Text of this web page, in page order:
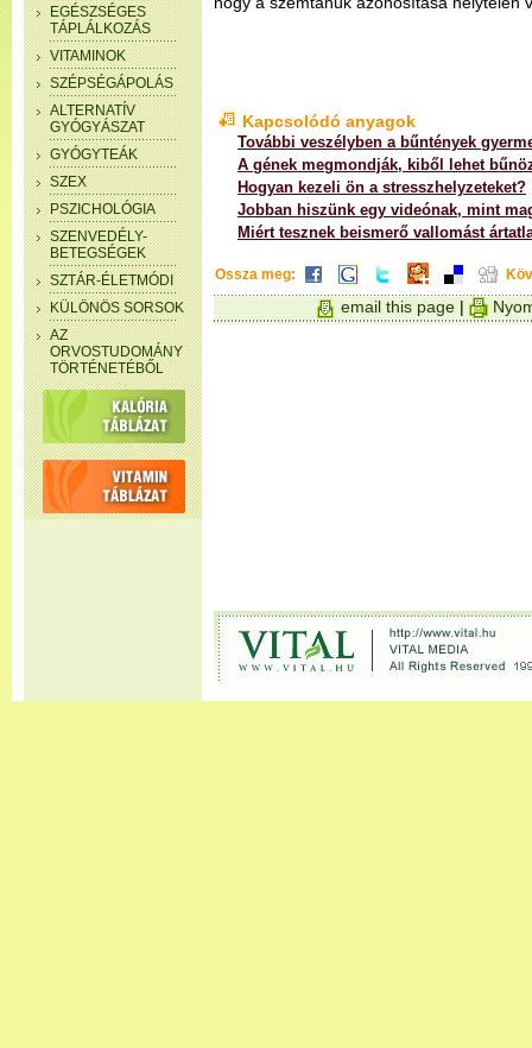
EGÉSZSÉGES
TÁPLÁLKOZÁS
VITAMINOK
SZÉPSÉGÁPOLÁS
ALTERNATÍV
GYÓGYÁSZAT
GYÓGYTEÁK
SZEX
PSZICHOLÓGIA
SZENVEDÉLY-
BETEGSÉGEK
SZTÁR-ÉLETMÓDI
KÜLÖNÖS SORSOK
AZ
ORVOSTUDOMÁNY
TÖRTÉNETÉBŐL
Kapcsolódó anyagok
További veszélyben a bűntények
A gének megmondják, kiből lehet
Hogyan kezeli ön a stresszhelyzeteket?
Jobban hiszünk egy videónak, mint
Miért tesznek beismerő vallomást
Ossza meg:
email this page |